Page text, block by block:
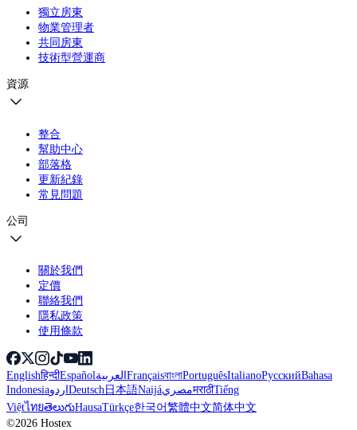
獨立房東
物業管理者
共同房東
技術型營運商
資源
整合
幫助中心
部落格
更新紀錄
常見問題
公司
關於我們
定價
聯絡我們
隱私政策
使用條款
Englishहिन्दीEspañolالعربيةFrançaisবাংলাPortuguêsItalianoРусскийBahasa
IndonesiaاردوDeutsch日本語NaijáمصريमराठीTiếng
ViệtไทยతెలుగుHausaTürkçe한국어繁體中文简体中文
©2026 Hostex